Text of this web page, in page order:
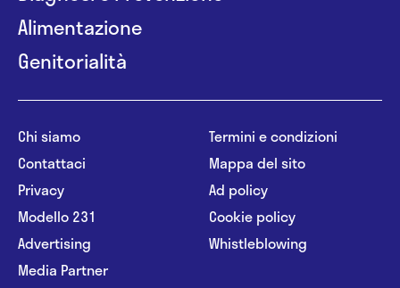
Alimentazione
Genitorialità
Chi siamo
Contattaci
Privacy
Modello 231
Advertising
Media Partner
Termini e condizioni
Mappa del sito
Ad policy
Cookie policy
Whistleblowing